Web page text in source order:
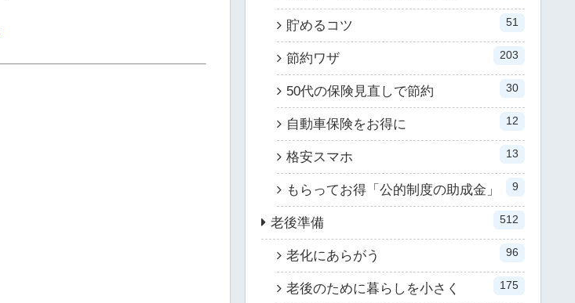
貯めるコツ 51
節約ワザ 203
50代の保険見直しで節約 30
自動車保険をお得に 12
格安スマホ 13
もらってお得「公的制度の助成金」 9
老後準備 512
老化にあらがう 96
老後のために暮らしを小さく 175